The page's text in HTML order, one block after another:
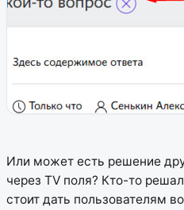
Или может есть решение
через TV поля? Кто-то
стоит дать пользователям